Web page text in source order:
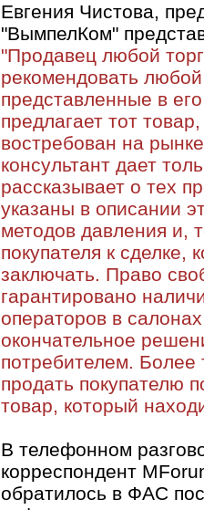
Евгения Чистова,
"ВымпелКом"
"Продавец любой
рекомендовать
представленные в
предлагает тот
востребован на
консультант дает
рассказывает о тех
указаны в описании
методов давления и,
покупателя к сделке,
заключать. Право
гарантировано
операторов в
окончательное
потребителем. Более
продать покупателю
товар, который
В телефонном
корреспондент
обратилось в ФАС